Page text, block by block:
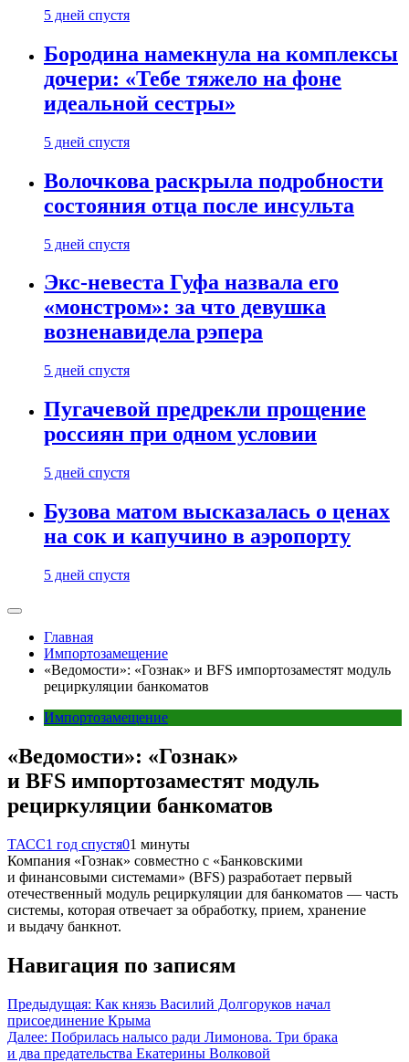
5 дней спустя
Бородина намекнула на комплексы
дочери: «Тебе тяжело на фоне
идеальной сестры»
5 дней спустя
Волочкова раскрыла подробности
состояния отца после инсульта
5 дней спустя
Экс-невеста Гуфа назвала его
«монстром»: за что девушка
возненавидела рэпера
5 дней спустя
Пугачевой предрекли прощение
россиян при одном условии
5 дней спустя
Бузова матом высказалась о ценах
на сок и капучино в аэропорту
5 дней спустя
Главная
Импортозамещение
«Ведомости»: «Гознак» и BFS импортозаместят модуль
рециркуляции банкоматов
Импортозамещение
«Ведомости»: «Гознак»
и BFS импортозаместят модуль
рециркуляции банкоматов
ТАСС1 год спустя01 минуты
Компания «Гознак» совместно с «Банковскими
и финансовыми системами» (BFS) разработает первый
отечественный модуль рециркуляции для банкоматов — часть
системы, которая отвечает за обработку, прием, хранение
и выдачу банкнот.
Навигация по записям
Предыдущая: Как князь Василий Долгоруков начал
присоединение Крыма
Далее: Побрилась налысо ради Лимонова. Три брака
и два предательства Екатерины Волковой